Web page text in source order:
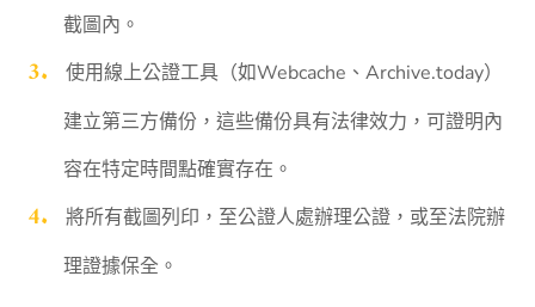
截圖內。
使用線上公證工具（如Webcache、Archive.today）
建立第三方備份，這些備份具有法律效力，可證明內
容在特定時間點確實存在。
將所有截圖列印，至公證人處辦理公證，或至法院辦
理證據保全。